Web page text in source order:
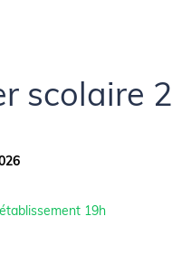
scolaire
19h